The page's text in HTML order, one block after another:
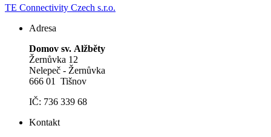
TE Connectivity Czech s.r.o.
Adresa
Domov sv. Alžběty
Žernůvka 12
Nelepeč - Žernůvka
666 01 Tišnov
IČ: 736 339 68
Kontakt